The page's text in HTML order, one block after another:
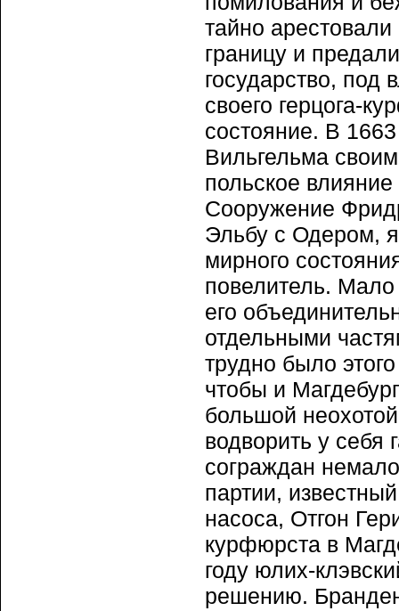
тайно
границу и
государство, под
своего герцога-
состояние. В
Вильгельма
польское
Сооружение
Эльбу с Одером,
мирного
повелитель. Мало
его
отдельными
трудно было
чтобы и
большой
водворить у себя
сограждан
партии,
насоса, Отгон
курфюрста в
году юлих-
решению.